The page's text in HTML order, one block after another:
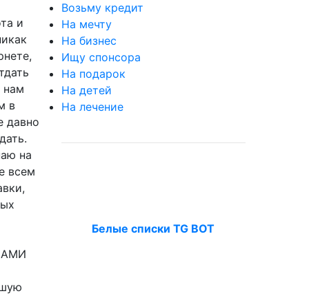
и
нам
в
давно
на
всем
Возьму кредит
На мечту
На бизнес
Ищу спонсора
На подарок
На детей
На лечение
Белые списки TG BOT